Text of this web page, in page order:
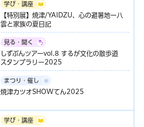
学び・講座
【特別展】焼津/YAIDZU、心の避暑地ー八
雲と家族の夏日記
見る・聞く
しずぶんツアーvol.8 するが文化の散歩道
スタンプラリー2025
まつり・催し
焼津カツオSHOWてん2025
学び・講座